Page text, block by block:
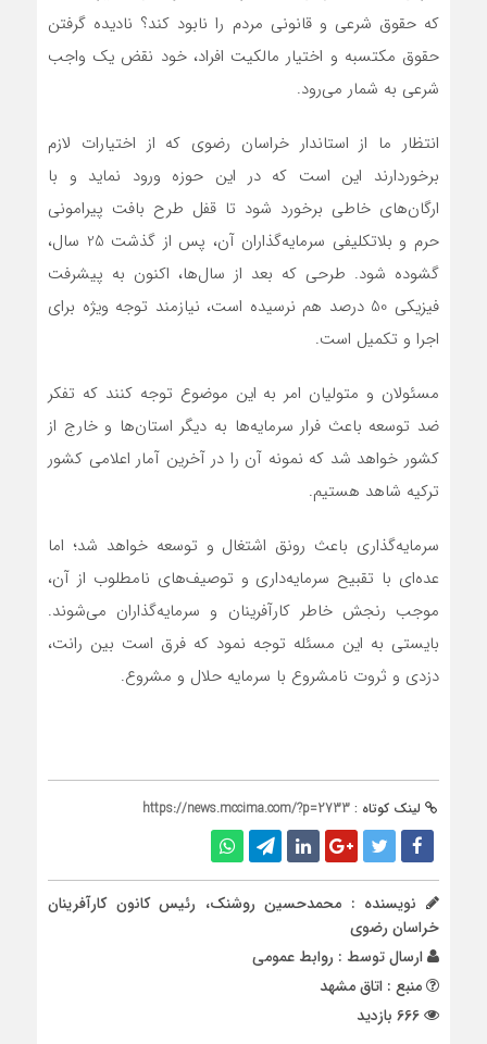
که حقوق شرعی و قانونی مردم را نابود کند؟ نادیده گرفتن
حقوق مکتسبه و اختیار مالکیت افراد، خود نقض یک واجب
شرعی به شمار می‌رود.
انتظار ما از استاندار خراسان رضوی که از اختیارات لازم
برخوردارند این است که در این حوزه ورود نماید و با
ارگان‌های خاطی برخورد شود تا قفل طرح بافت پیرامونی
حرم و بلاتکلیفی سرمایه‌گذاران آن، پس از گذشت 25 سال،
گشوده شود. طرحی که بعد از سال‌ها، اکنون به پیشرفت
فیزیکی 50 درصد هم نرسیده است، نیازمند توجه ویژه برای
اجرا و تکمیل است.
مسئولان و متولیان امر به این موضوع توجه کنند که تفکر
ضد توسعه باعث فرار سرمایه‌ها به دیگر استان‌ها و خارج از
کشور خواهد شد که نمونه آن را در آخرین آمار اعلامی کشور
ترکیه شاهد هستیم.
سرمایه‌گذاری باعث رونق اشتغال و توسعه خواهد شد؛ اما
عده‌ای با تقبیح سرمایه‌داری و توصیف‌های نامطلوب از آن،
موجب رنجش خاطر کارآفرینان و سرمایه‌گذاران می‌شوند.
بایستی به این مسئله توجه نمود که فرق است بین رانت،
دزدی و ثروت نامشروع با سرمایه حلال و مشروع.
لینک کوتاه : https://news.mccima.com/?p=2733
نویسنده : محمدحسین روشنک، رئیس کانون کارآفرینان
خراسان رضوی
ارسال توسط : روابط عمومی
منبع : اتاق مشهد